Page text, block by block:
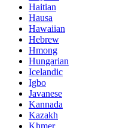
Haitian
Hausa
Hawaiian
Hebrew
Hmong
Hungarian
Icelandic
Igbo
Javanese
Kannada
Kazakh
Khmer